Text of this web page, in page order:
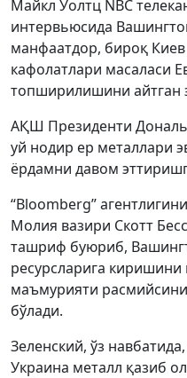
Майкл Уолтц NBC
интервьюсида
манфаатдор, бироқ
кафолатлари масаласи
топширилишини айтган
АҚШ Президенти
уй нодир ер металлари
ёрдамни давом
“Bloomberg”
Молия вазири Скотт
ташриф буюриб,
ресурсларига
маъмурияти
бўлади.
Зеленский, ўз
Украина металл қазиб